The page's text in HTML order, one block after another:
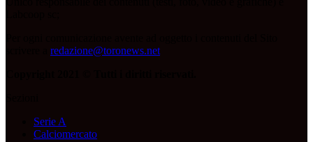
redazione@toronews.net
Serie A
Calciomercato